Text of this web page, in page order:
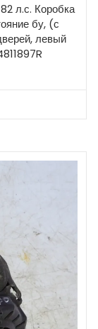
л.с. Коробка
бу, (с
левый